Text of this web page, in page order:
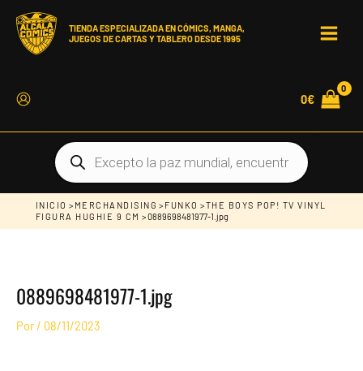
contenido
TIENDA ESPECIALIZADA EN CÓMICS, MANGA,
JUEGOS DE CARTAS Y TABLERO DESDE 1995
MAIN
0€
Búsqueda
de
productos
INICIO > MERCHANDISING > FUNKO >THE BOYS POP! TV VINYL
FIGURA HUGHIE 9 CM > 0889698481977-1.jpg
0889698481977-1.jpg
Por/ 08/11/2023